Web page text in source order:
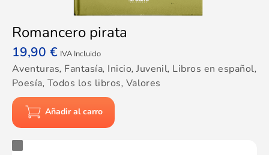
Romancero pirata
19,90 € IVA Incluido
Aventuras, Fantasía, Inicio,Juvenil, Libros en español,
Poesía, Todos los libros, Valores
Añadir al carro